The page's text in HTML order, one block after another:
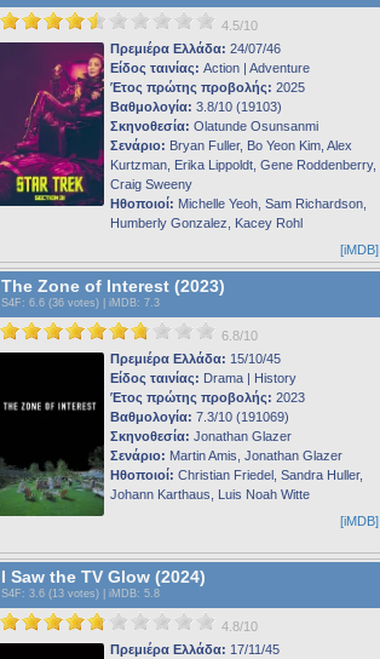
4.5/10
Πρεμιέρα Ελλάδα: 24/07/46
Είδος ταινίας: Action | Adventure
Έτος πρώτης προβολής: 2025
Βαθμολογία: 3.8/10 (19103)
Σκηνοθεσία: Olatunde Osunsanmi
Σενάριο: Bryan Fuller, Bo Yeon Kim, Alex
Kurtzman, Erika Lippoldt, Gene Roddenberry,
Craig Sweeny
Ηθοποιοί: Michelle Yeoh, Sam Richardson,
Humberly Gonzalez, Kacey Rohl
[iMDB]
The Zone of Interest (2023)
S4F : 6.6 (36 votes) | iMDB: 7.3
6.8/10
Πρεμιέρα Ελλάδα: 15/10/45
Είδος ταινίας: Drama | History
Έτος πρώτης προβολής: 2023
Βαθμολογία: 7.3/10 (191069)
Σκηνοθεσία: Jonathan Glazer
Σενάριο: Martin Amis, Jonathan Glazer
Ηθοποιοί: Christian Friedel, Sandra Huller,
Johann Karthaus, Luis Noah Witte
[iMDB]
I Saw the TV Glow (2024)
S4F : 3.6 (13 votes) | iMDB: 5.8
4.8/10
Πρεμιέρα Ελλάδα: 17/11/45